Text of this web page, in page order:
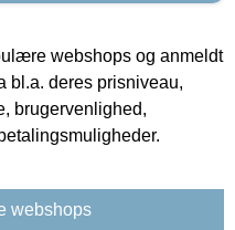
webshops og anmeldt
bl.a. deres prisniveau,
brugervenlighed,
webshops